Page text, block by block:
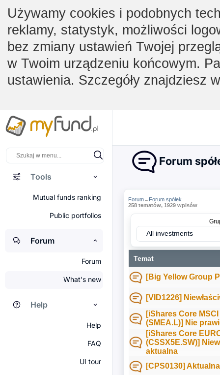
Używamy cookies i podobnych
reklamy, statystyk, możliwości
bez zmiany ustawień Twojej
w Twoim urządzeniu końcowym.
ustawienia. Szczegóły znajdziesz
Tools
Mutual funds ranking
Public portfolios
Forum
Forum
What's new
Help
Help
FAQ
UI tour
Forum
Forum→ Forum spółek
258 tematów, 1929 wpisów
All investments
Temat
[Big Yellow Group
[VID1226]
[iShares Core
(SMEA.L)] Nie
[iShares Core
(CSSX5E.SW)]
aktualna
[CPS0130]